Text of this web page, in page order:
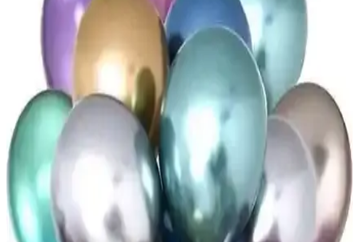
Patla<dı> Gitti U Harfli Balon Kutusu ve Seti
Doğum Günü ve Organizasyonlar İçin
Patla<dı> Gitti'nin şeffaf ve beyaz U harfli balon seti, kolay montaj
ve yüksek kalite ile doğum günü ve etkinliklerinizde fark yaratır.
Genel Markalar Balon Standları Karşılaştırması:
Hangi Model Daha Uygun?
İki popüler balon standı modeli olan Genel Markalar Home
Yuvarlak Ayaklı ve Tx Çember standlarının özellikleri, kullanıcı
yorumları ve dayanıklılık durumu detaylı karşılaştırması.
Nistabolje Zıpzıp ve Renkli Balon Karşılaştırması: